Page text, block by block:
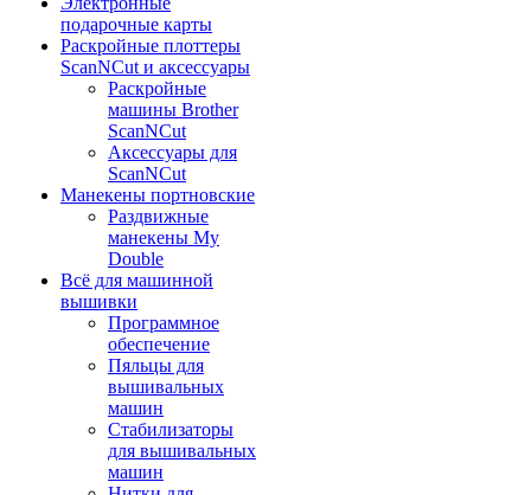
подарочные карты
Раскройные плоттеры
ScanNCut и аксессуары
Раскройные
машины Brother
ScanNCut
Аксессуары для
ScanNCut
Манекены портновские
Раздвижные
манекены My
Double
Всё для машинной
вышивки
Программное
обеспечение
Пяльцы для
вышивальных
машин
Стабилизаторы
для вышивальных
машин